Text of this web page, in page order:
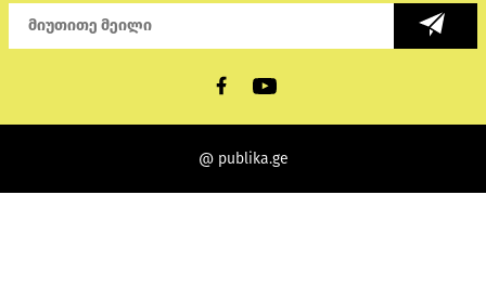
@ publika.ge